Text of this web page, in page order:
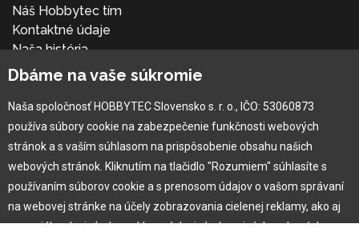
Náš Hobbytec tím
Kontaktné údaje
Naša história
Kariéra
Pre zákazníka
Garancia najlepšej ceny
Užívateľský manuál
Obchodné podmienky
Zákazník & partner
Dbáme na vaše súkromie
Naša spoločnosť HOBBYTEC Slovensko s. r. o., IČO: 53060873
používa súbory cookie na zabezpečenie funkčnosti webových
stránok a s vaším súhlasom na prispôsobenie obsahu našich
webových stránok. Kliknutím na tlačidlo "Rozumiem" súhlasíte s
používaním súborov cookie a s prenosom údajov o vašom správaní
na webovej stránke na účely zobrazovania cielenej reklamy, ako aj